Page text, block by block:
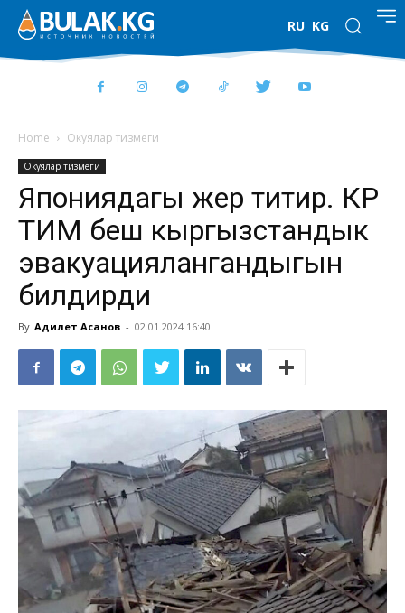
RU KG
Home Окуялар тизмеги
Окуялар тизмеги
Япониядагы жер титирөө. КР
ТИМ беш кыргызстандык
эвакуациялангандыгын
билдирди
By Адилет Асанов - 02.01.2024 16:40